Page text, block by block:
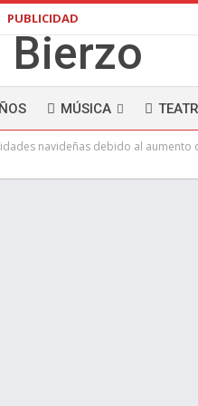
PUBLICIDAD
MÚSICA
navideñas debido al aumento